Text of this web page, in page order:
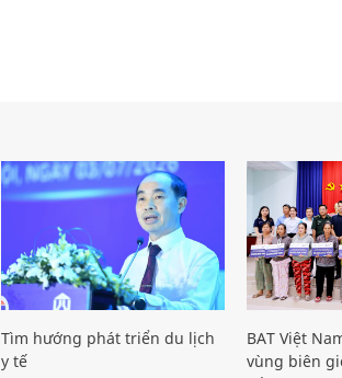
Tìm hướng phát triển du lịch
y tế
BAT Việt
vùng biên